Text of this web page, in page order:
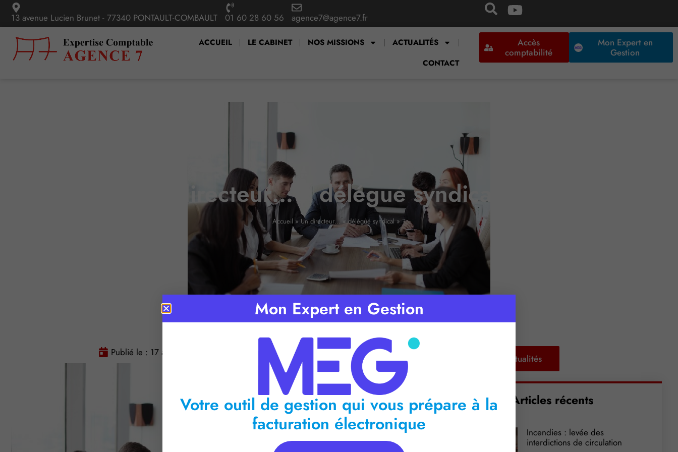
13 avenue Lucien Brunet - 77340 PONTAULT-COMBAULT 01 60 28 60 56 agence7@agence7.fr
ACCUEIL LE CABINET NOS MISSIONS
ACTUALITÉS
CONTACT
Accès
comptabilité
Mon Expert en
Gestion
Un directeur… « délégué syndical » ?
Accueil » Un directeur… « délégué syndical » ?
Publié le : 17 avril 2018 Temps de lecture : < 1 minute
Retour aux actualités
Articles récents
Incendies : levée des
interdictions de circulation
Mon Expert en Gestion
Votre outil de gestion qui vous prépare à la
facturation électronique